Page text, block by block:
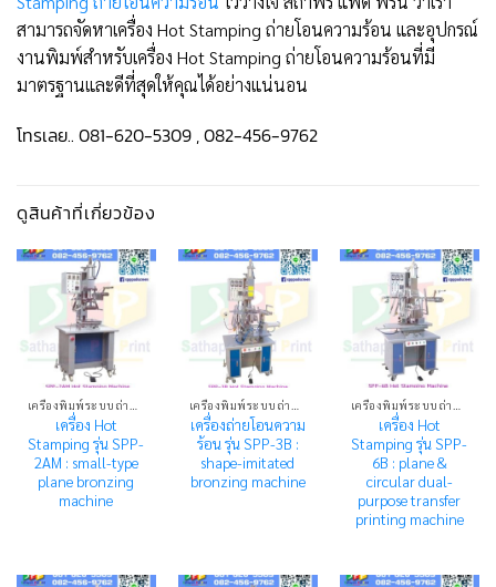
สามารถจัดหาเครื่อง Hot Stamping ถ่ายโอนความร้อน และอุปกรณ์
งานพิมพ์สำหรับเครื่อง Hot Stamping ถ่ายโอนความร้อนที่มี
มาตรฐานและดีที่สุดให้คุณได้อย่างแน่นอน
โทรเลย.. 081-620-5309 , 082-456-9762
ดูสินค้าที่เกี่ยวข้อง
เครื่อง Hot
Stamping รุ่น SPP-
2AM : small-type
plane bronzing
machine
เครื่องถ่ายโอนความ
ร้อน รุ่น SPP-3B :
shape-imitated
bronzing machine
เครื่อง Hot
Stamping รุ่น SPP-
6B : plane &
circular dual-
purpose transfer
printing machine